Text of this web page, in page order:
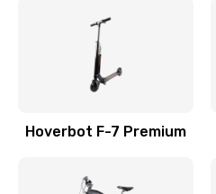
Hoverbot F-7 Premium